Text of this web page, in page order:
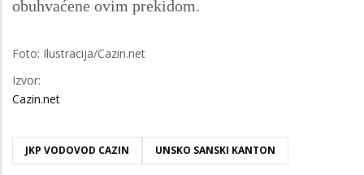
obuhvaćene ovim prekidom.
Foto: Ilustracija/Cazin.net
Izvor:
Cazin.net
JKP VODOVOD CAZIN UNSKO SANSKI KANTON